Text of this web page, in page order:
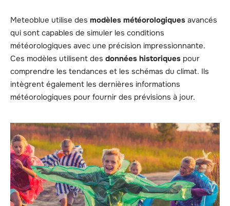
Meteoblue utilise des modèles météorologiques avancés
qui sont capables de simuler les conditions
météorologiques avec une précision impressionnante.
Ces modèles utilisent des données historiques pour
comprendre les tendances et les schémas du climat. Ils
intègrent également les dernières informations
météorologiques pour fournir des prévisions à jour.